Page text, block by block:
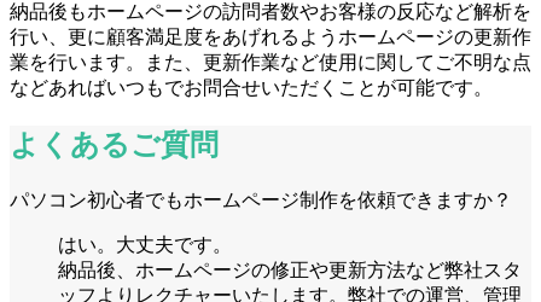
納品後もホームページの訪問者数やお客様の反応など解析を
行い、更に顧客満足度をあげれるようホームページの更新作
業を行います。また、更新作業など使用に関してご不明な点
などあればいつもでお問合せいただくことが可能です。
よくあるご質問
パソコン初心者でもホームページ制作を依頼できますか？
はい。大丈夫です。
納品後、ホームページの修正や更新方法など弊社スタ
ッフよりレクチャーいたします。弊社での運営、管理